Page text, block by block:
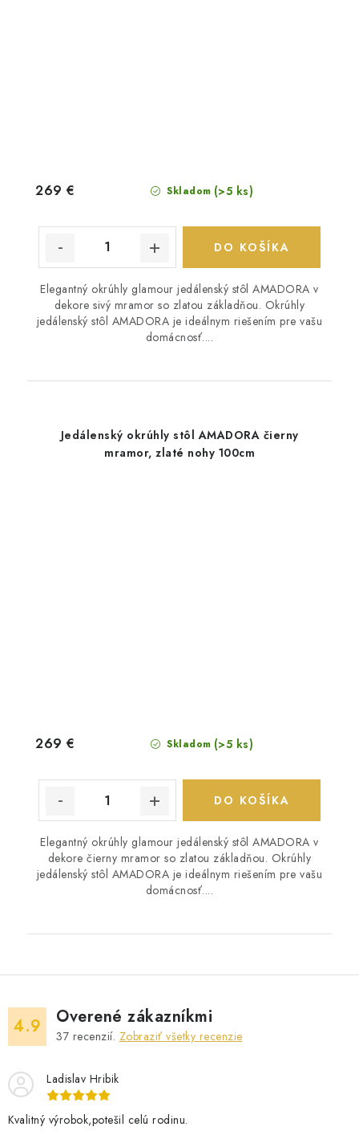
Skladom (>5 ks)
269 €
DO KOŠÍKA
Elegantný okrúhly glamour jedálenský stôl AMADORA v
dekore sivý mramor so zlatou základňou. Okrúhly
jedálenský stôl AMADORA je ideálnym riešením pre vašu
domácnosť....
Jedálenský okrúhly stôl AMADORA čierny
mramor, zlaté nohy 100cm
Skladom (>5 ks)
269 €
DO KOŠÍKA
Elegantný okrúhly glamour jedálenský stôl AMADORA v
dekore čierny mramor so zlatou základňou. Okrúhly
jedálenský stôl AMADORA je ideálnym riešením pre vašu
domácnosť....
4.9 Overené zákazníkmi
37 recenzií. Zobraziť všetky recenzie
Ladislav Hribik
Kvalitný výrobok,potešil celú rodinu.